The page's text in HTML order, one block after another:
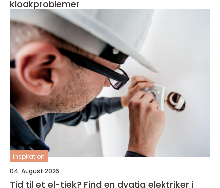
kloakproblemer
inspiration
04. August 2026
Tid til et el-tjek? Find en dygtig elektriker i